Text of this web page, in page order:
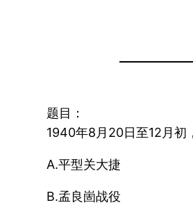
题目：
1940年8月20日至12月初
A.平型关大捷
B.孟良崮战役